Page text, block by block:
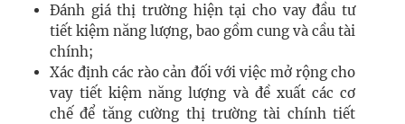
Đánh giá thị trường hiện tại cho vay đầu tư
tiết kiệm năng lượng, bao gồm cung và cầu tài
chính;
Xác định các rào cản đối với việc mở rộng cho
vay tiết kiệm năng lượng và đề xuất các cơ
chế để tăng cường thị trường tài chính tiết